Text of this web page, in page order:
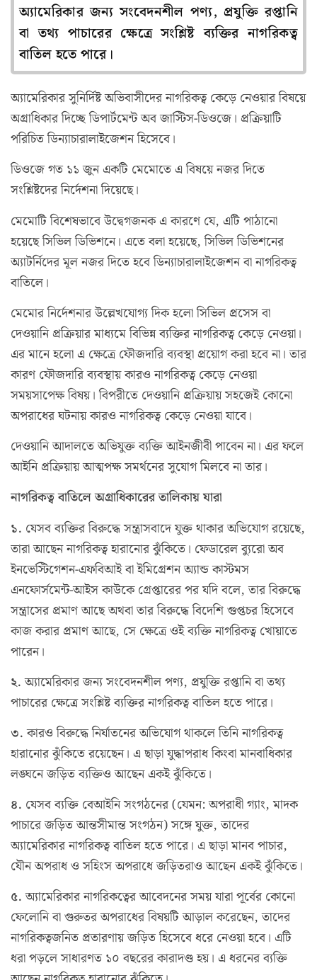
অ্যামেরিকার জন্য সংবেদনশীল পণ্য, প্রযুক্তি রপ্তানি
বা তথ্য পাচারের ক্ষেত্রে সংশ্লিষ্ট ব্যক্তির নাগরিকত্ব
বাতিল হতে পারে।
অ্যামেরিকার সুনির্দিষ্ট অভিবাসীদের নাগরিকত্ব কেড়ে নেওয়ার বিষয়ে
অগ্রাধিকার দিচ্ছে ডিপার্টমেন্ট অব জাস্টিস-ডিওজে। প্রক্রিয়াটি
পরিচিত ডিন্যাচারালাইজেশন হিসেবে।
ডিওজে গত ১১ জুন একটি মেমোতে এ বিষয়ে নজর দিতে
সংশ্লিষ্টদের নির্দেশনা দিয়েছে।
মেমোটি বিশেষভাবে উদ্বেগজনক এ কারণে যে, এটি পাঠানো
হয়েছে সিভিল ডিভিশনে। এতে বলা হয়েছে, সিভিল ডিভিশনের
অ্যাটর্নিদের মূল নজর দিতে হবে ডিন্যাচারালাইজেশন বা নাগরিকত্ব
বাতিলে।
মেমোর নির্দেশনার উল্লেখযোগ্য দিক হলো সিভিল প্রসেস বা
দেওয়ানি প্রক্রিয়ার মাধ্যমে বিভিন্ন ব্যক্তির নাগরিকত্ব কেড়ে নেওয়া।
এর মানে হলো এ ক্ষেত্রে ফৌজদারি ব্যবস্থা প্রয়োগ করা হবে না। তার
কারণ ফৌজদারি ব্যবস্থায় কারও নাগরিকত্ব কেড়ে নেওয়া
সময়সাপেক্ষ বিষয়। বিপরীতে দেওয়ানি প্রক্রিয়ায় সহজেই কোনো
অপরাধের ঘটনায় কারও নাগরিকত্ব কেড়ে নেওয়া যাবে।
দেওয়ানি আদালতে অভিযুক্ত ব্যক্তি আইনজীবী পাবেন না। এর ফলে
আইনি প্রক্রিয়ায় আত্মপক্ষ সমর্থনের সুযোগ মিলবে না তার।
নাগরিকত্ব বাতিলে অগ্রাধিকারের তালিকায় যারা
১. যেসব ব্যক্তির বিরুদ্ধে সন্ত্রাসবাদে যুক্ত থাকার অভিযোগ রয়েছে,
তারা আছেন নাগরিকত্ব হারানোর ঝুঁকিতে। ফেডারেল ব্যুরো অব
ইনভেস্টিগেশন-এফবিআই বা ইমিগ্রেশন অ্যান্ড কাস্টমস
এনফোর্সমেন্ট-আইস কাউকে গ্রেপ্তারের পর যদি বলে, তার বিরুদ্ধে
সন্ত্রাসের প্রমাণ আছে অথবা তার বিরুদ্ধে বিদেশি গুপ্তচর হিসেবে
কাজ করার প্রমাণ আছে, সে ক্ষেত্রে ওই ব্যক্তি নাগরিকত্ব খোয়াতে
পারেন।
২.অ্যামেরিকার জন্য সংবেদনশীল পণ্য, প্রযুক্তি রপ্তানি বা তথ্য
পাচারের ক্ষেত্রে সংশ্লিষ্ট ব্যক্তির নাগরিকত্ব বাতিল হতে পারে।
৩.কারও বিরুদ্ধে নির্যাতনের অভিযোগ থাকলে তিনি নাগরিকত্ব
হারানোর ঝুঁকিতে রয়েছেন। এ ছাড়া যুদ্ধাপরাধ কিংবা মানবাধিকার
লঙ্ঘনে জড়িত ব্যক্তিও আছেন একই ঝুঁকিতে।
৪. যেসব ব্যক্তি বেআইনি সংগঠনের (যেমন: অপরাধী গ্যাং, মাদক
পাচারে জড়িত আন্তসীমান্ত সংগঠন) সঙ্গে যুক্ত, তাদের
অ্যামেরিকার নাগরিকত্ব বাতিল হতে পারে। এ ছাড়া মানব পাচার,
যৌন অপরাধ ও সহিংস অপরাধে জড়িতরাও আছেন একই ঝুঁকিতে।
৫.অ্যামেরিকার নাগরিকত্বের আবেদনের সময় যারা পূর্বের কোনো
ফেলোনি বা গুরুতর অপরাধের বিষয়টি আড়াল করেছেন, তাদের
নাগরিকত্বজনিত প্রতারণায় জড়িত হিসেবে ধরে নেওয়া হবে। এটি
ধরা পড়লে সাধারণত ১০ বছরের কারাদণ্ড হয়। এ ধরনের ব্যক্তি